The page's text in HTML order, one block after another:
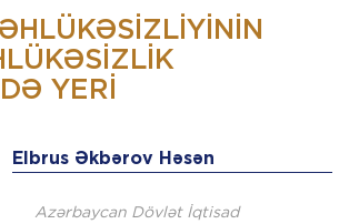
YERI
Elbrus Əkbərov Həsən
Azərbaycan Dövlət İqtisad